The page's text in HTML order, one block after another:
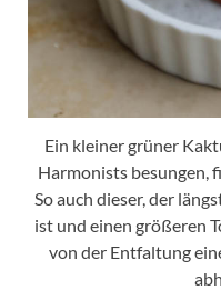
Ein kleiner grüner
Harmonists besungen,
So auch dieser, der
ist und einen größeren
von der Entfaltung